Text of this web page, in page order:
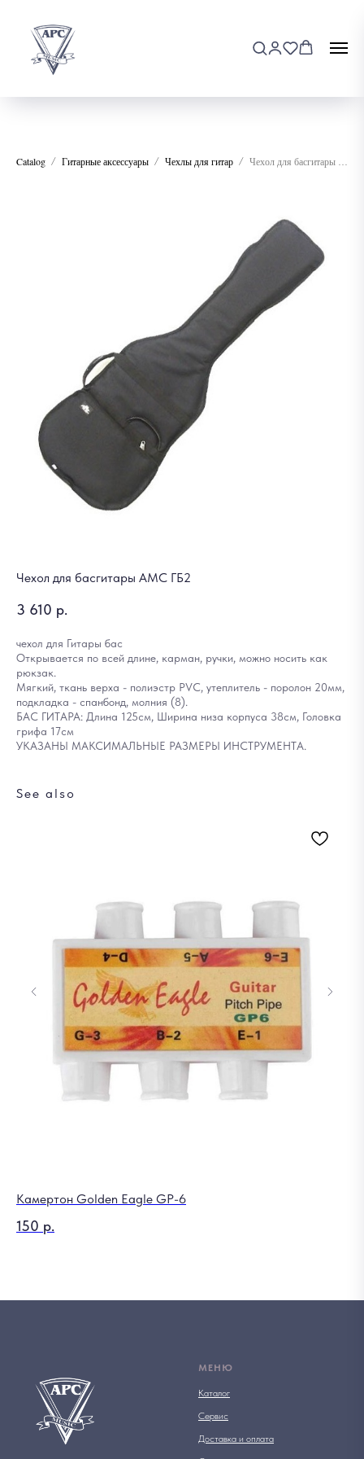
Catalog Гитарные аксессуары Чехлы для гитар
Чехол для басгитары АМС ГБ2
3 610 р.
чехол для Гитары бас
Открывается по всей длине, карман, ручки, можно носить как
рюкзак.
Мягкий, ткань верха - полиэстр PVC, утеплитель - поролон 20мм,
подкладка - спанбонд, молния (8).
БАС ГИТАРА: Длина 125см, Ширина низа корпуса 38см, Головка
грифа 17см
УКАЗАНЫ МАКСИМАЛЬНЫЕ РАЗМЕРЫ ИНСТРУМЕНТА.
See also
Камертон Golden Eagle GP-6
150 р.
МЕНЮ
Каталог
Сервис
Доставка и оплата